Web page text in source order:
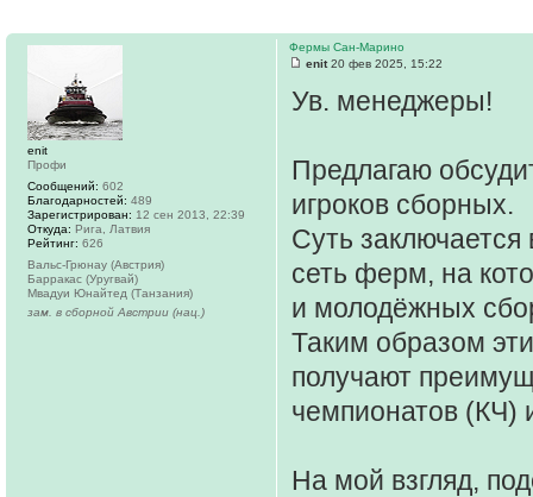
Фермы Сан-Марино
enit20 фев 2025, 15:22
Ув. менеджеры!
Предлагаю
игроков сборных.
Суть
сеть ферм, на
и молодёжных
Таким образом
получают
чемпионатов (КЧ)
На мой взгляд,
enit
Профи
Сообщений: 602
Благодарностей: 489
Зарегистрирован: 12 сен 2013, 22:39
Откуда: Рига, Латвия
Рейтинг: 626
Вальс-Грюнау (Австрия)
Барракас (Уругвай)
Мвадуи Юнайтед (Танзания)
зам. в сборной Австрии (нац.)